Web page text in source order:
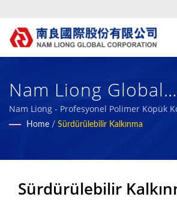
Nam Liong Global
Nam Liong - Profesyonel Polimer Köpük
Home / Sürdürülebilir Kalkınma
Sürdürülebilir